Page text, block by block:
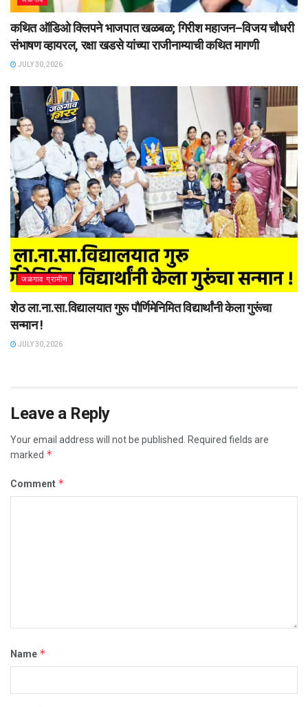
कथित ऑडिओ क्लिपने भाजपात खळबळ; गिरीश महाजन–विजय चौधरी
संभाषण व्हायरल, रक्षा खडसे यांच्या राजीनाम्याची कथित मागणी
JULY 30, 2026
जळगाव ग्रामीण
शेठ ला.ना.सा.विद्यालयात गुरू पौर्णिमेनिमित विद्यार्थांनी केला गुरूंचा
सन्मान !
JULY 30, 2026
Leave a Reply
Your email address will not be published.
Required fields are
marked *
Comment *
Name *